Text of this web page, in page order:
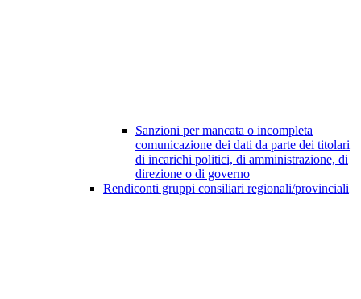
Sanzioni per mancata o incompleta
comunicazione dei dati da parte dei titolari
di incarichi politici, di amministrazione, di
direzione o di governo
Rendiconti gruppi consiliari regionali/provinciali